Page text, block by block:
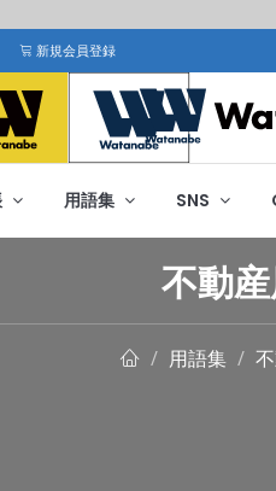
新規会員登録
用語集 SNS
不動
用語集